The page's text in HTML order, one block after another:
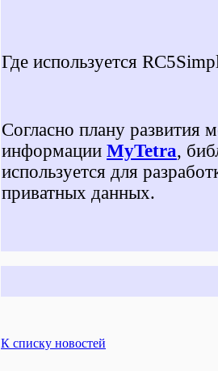
Где используется
Согласно плану развития
информации MyTetra,
используется для
приватных данных.
К списку новостей